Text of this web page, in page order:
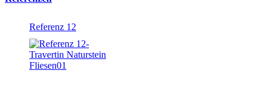
Referenz 12